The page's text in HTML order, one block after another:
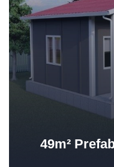
49m²